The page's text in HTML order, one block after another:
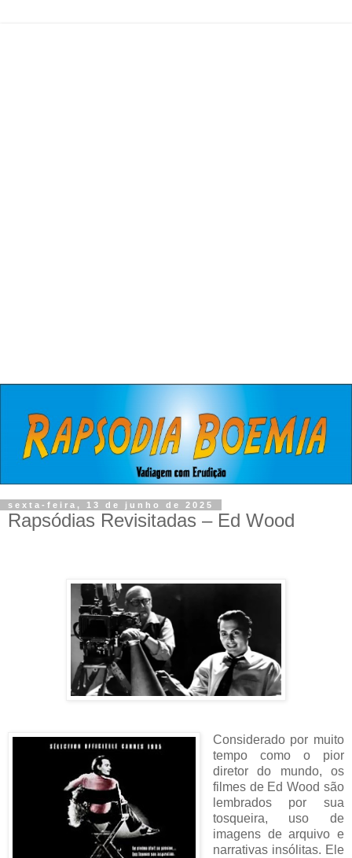
sexta-feira, 13 de junho de 2025
Rapsódias Revisitadas – Ed Wood
Considerado por muito
tempo como o pior
diretor do mundo, os
filmes de Ed Wood são
lembrados por sua
tosqueira, uso de
imagens de arquivo e
narrativas insólitas. Ele